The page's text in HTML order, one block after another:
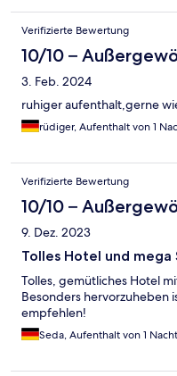
Verifizierte Bewertung
10/10 –
3. Feb. 2024
ruhiger aufenthalt,gerne
rüdiger, Aufenthalt von 1
Verifizierte Bewertung
10/10 –
9. Dez. 2023
Tolles Hotel und mega
Tolles, gemütliches Hotel
Besonders hervorzuheben
empfehlen!
Seda, Aufenthalt von 1 Nacht